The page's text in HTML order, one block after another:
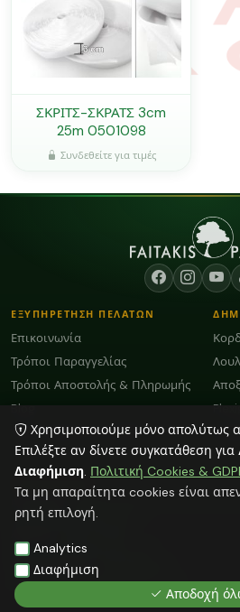
ΣΚΡΙΤΣ-ΣΚΡΑΤΣ 3cm
25m 0501098
Συνδεθείτε για τιμές
ΕΞΥΠΗΡΕΤΗΣΗ ΠΕΛΑΤΩΝ
Επικοινωνία
Τρόποι Παραγγελίας
Τρόποι Αποστολής & Πληρωμής
Blog
Όροι Χρήσης και GDPR
ΕΠΙΚΟΙΝΩΝΙΑ
ΗΡΑΚΛΕΙΟ: 2818103009
info@faitakispack.net
athens@faitakispack.net
ΘΕΣΣΑΛΟΝΙΚΗ:2310683980
thessaloniki@faitakispack.net
Χρησιμοποιούμε μόνο απολύτως
Επιλέξτε αν δίνετε συγκατάθεση για
Διαφήμιση. Πολιτική Cookies &
Τα μη απαραίτητα cookies είναι
ρητή επιλογή.
Analytics
Διαφήμιση
Αποδοχή